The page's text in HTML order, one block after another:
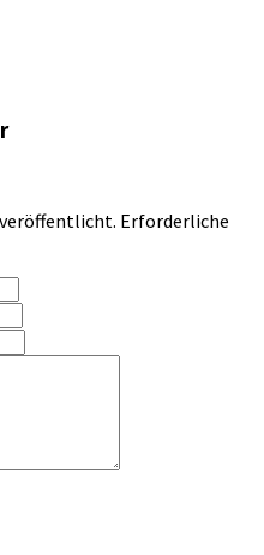
Erforderliche